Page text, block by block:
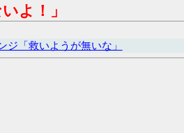
よ！」
ジ「救いようが無いな」